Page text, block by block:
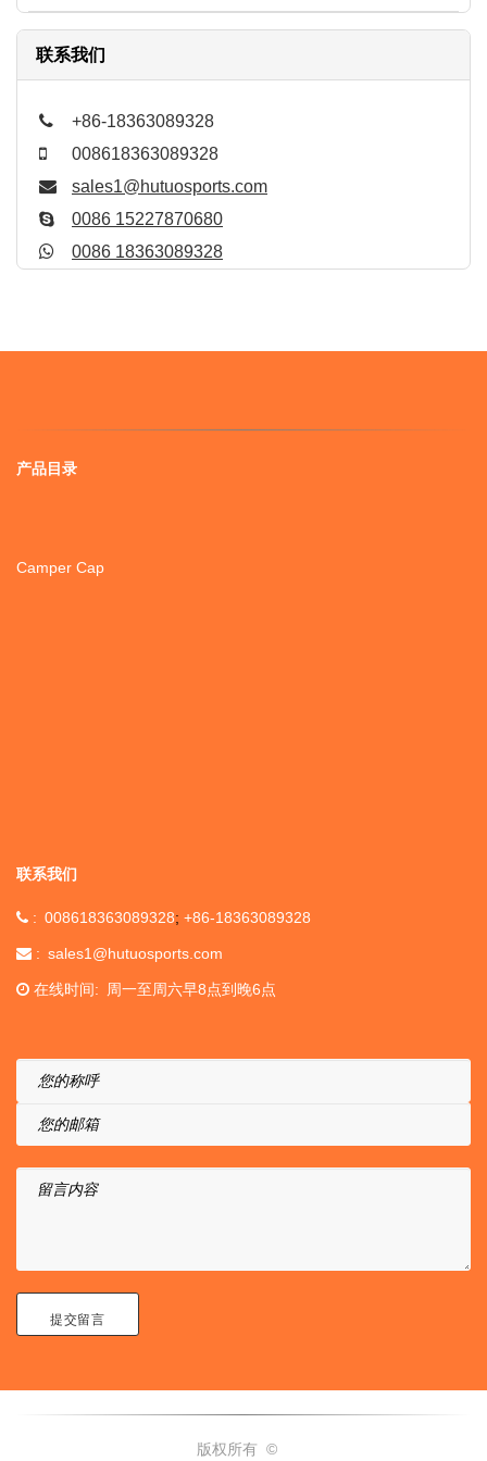
联系我们
+86-18363089328
008618363089328
sales1@hutuosports.com
0086 15227870680
0086 18363089328
产品目录
Camper Cap
联系我们
008618363089328 +86-18363089328
sales1@hutuosports.com
在线时间 周一至周六早8点到晚6点
您的称呼
您的邮箱
留言内容
版权所有 ©